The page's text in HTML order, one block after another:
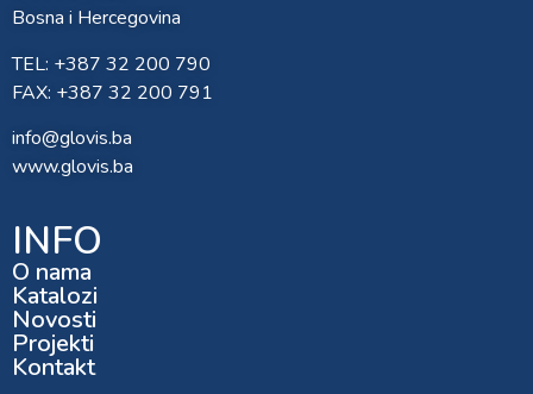
Bosna i Hercegovina
TEL: +387 32 200 790
FAX: +387 32 200 791
info@glovis.ba
www.glovis.ba
INFO
O nama
Katalozi
Novosti
Projekti
Kontakt